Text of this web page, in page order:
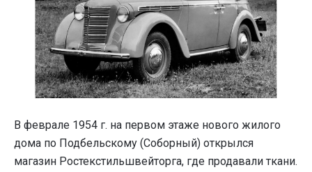
В феврале 1954 г. на первом этаже нового жилого
дома по Подбельскому (Соборный) открылся
магазин Ростекстильшвейторга, где продавали ткани.